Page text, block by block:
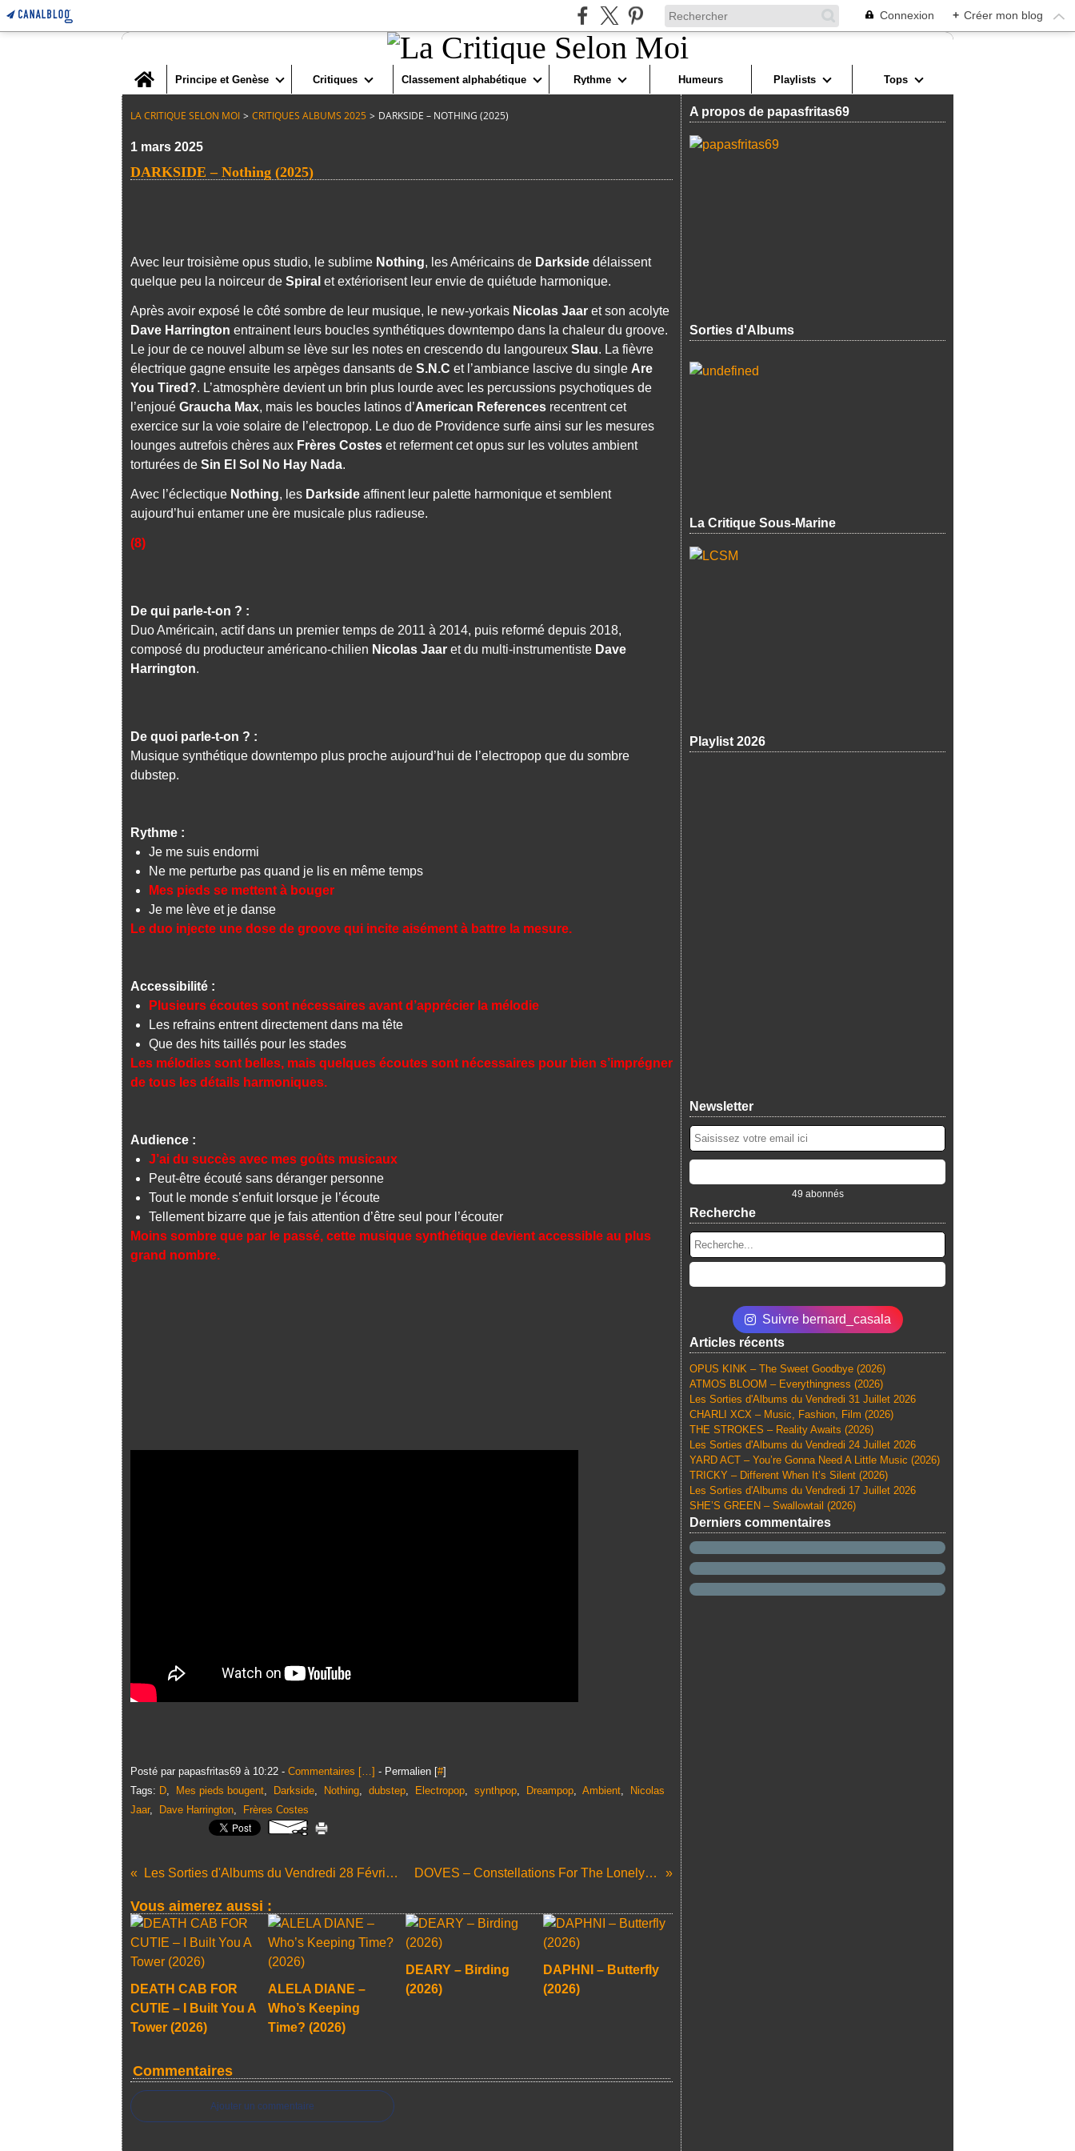
Connexion + Créer mon blog
Home
Principe et Genèse Critiques Classement alphabétique Rythme Humeurs Playlists Tops
LA CRITIQUE SELON MOI > CRITIQUES ALBUMS 2025 > DARKSIDE – NOTHING (2025)
1 mars 2025
DARKSIDE – Nothing (2025)
Avec leur troisième opus studio, le sublime Nothing, les Américains de Darkside délaissent
quelque peu la noirceur de Spiral et extériorisent leur envie de quiétude harmonique.
Après avoir exposé le côté sombre de leur musique, le new-yorkais Nicolas Jaar et son acolyte
Dave Harrington entrainent leurs boucles synthétiques downtempo dans la chaleur du groove.
Le jour de ce nouvel album se lève sur les notes en crescendo du langoureux Slau. La fièvre
électrique gagne ensuite les arpèges dansants de S.N.C et l’ambiance lascive du single Are
You Tired?. L’atmosphère devient un brin plus lourde avec les percussions psychotiques de
l’enjoué Graucha Max, mais les boucles latinos d’American References recentrent cet
exercice sur la voie solaire de l’electropop. Le duo de Providence surfe ainsi sur les mesures
lounges autrefois chères aux Frères Costes et referment cet opus sur les volutes ambient
torturées de Sin El Sol No Hay Nada.
Avec l’éclectique Nothing, les Darkside affinent leur palette harmonique et semblent
aujourd’hui entamer une ère musicale plus radieuse.
(8)
De qui parle-t-on ? :
Duo Américain, actif dans un premier temps de 2011 à 2014, puis reformé depuis 2018,
composé du producteur américano-chilien Nicolas Jaar et du multi-instrumentiste Dave
Harrington.
De quoi parle-t-on ? :
Musique synthétique downtempo plus proche aujourd’hui de l’electropop que du sombre
dubstep.
Rythme :
Je me suis endormi
Ne me perturbe pas quand je lis en même temps
Mes pieds se mettent à bouger
Je me lève et je danse
Le duo injecte une dose de groove qui incite aisément à battre la mesure.
Accessibilité :
Plusieurs écoutes sont nécessaires avant d’apprécier la mélodie
Les refrains entrent directement dans ma tête
Que des hits taillés pour les stades
Les mélodies sont belles, mais quelques écoutes sont nécessaires pour bien s’imprégner
de tous les détails harmoniques.
Audience :
J’ai du succès avec mes goûts musicaux
Peut-être écouté sans déranger personne
Tout le monde s’enfuit lorsque je l’écoute
Tellement bizarre que je fais attention d’être seul pour l’écouter
Moins sombre que par le passé, cette musique synthétique devient accessible au plus
grand nombre.
Posté par papasfritas69 à 10:22 - Commentaires […] - Permalien [#]
Tags: D, Mes pieds bougent, Darkside, Nothing, dubstep, Electropop, synthpop, Dreampop, Ambient,
Nicolas
Jaar, Dave Harrington, Frères Costes
Les Sorties d'Albums du Vendredi 28 Février 2025 DOVES – Constellations For The Lonely (2025)
Vous aimerez aussi :
DEATH CAB FOR
CUTIE – I Built You A
Tower (2026)
ALELA DIANE –
Who’s Keeping
Time? (2026)
DEARY – Birding
(2026)
DAPHNI – Butterfly
(2026)
Commentaires
Ajouter un commentaire
A propos de papasfritas69
Sorties d'Albums
La Critique Sous-Marine
Playlist 2026
Newsletter
49 abonnés
Recherche
Suivre bernard_casala
Articles récents
OPUS KINK – The Sweet Goodbye (2026)
ATMOS BLOOM – Everythingness (2026)
Les Sorties d'Albums du Vendredi 31 Juillet 2026
CHARLI XCX – Music, Fashion, Film (2026)
THE STROKES – Reality Awaits (2026)
Les Sorties d'Albums du Vendredi 24 Juillet 2026
YARD ACT – You’re Gonna Need A Little Music (2026)
TRICKY – Different When It’s Silent (2026)
Les Sorties d'Albums du Vendredi 17 Juillet 2026
SHE’S GREEN – Swallowtail (2026)
Derniers commentaires